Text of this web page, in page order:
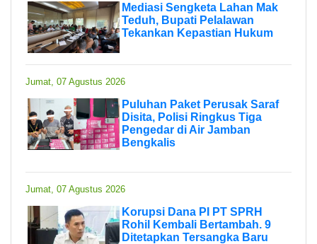
Mediasi Sengketa Lahan Mak
Teduh, Bupati Pelalawan
Tekankan Kepastian Hukum
Jumat, 07 Agustus 2026
Puluhan Paket Perusak Saraf
Disita, Polisi Ringkus Tiga
Pengedar di Air Jamban
Bengkalis
Jumat, 07 Agustus 2026
Korupsi Dana PI PT SPRH
Rohil Kembali Bertambah. 9
Ditetapkan Tersangka Baru